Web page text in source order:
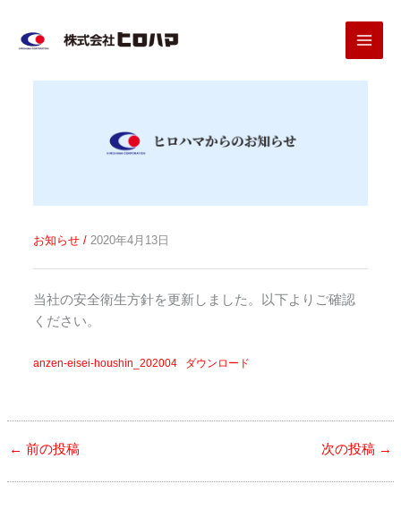
お知らせ /2020年4月13日
当社の安全衛生方針を更新しました。以下よりご確認
ください。
anzen-eisei-houshin_202004 ダウンロード
← 前の投稿 次の投稿 →